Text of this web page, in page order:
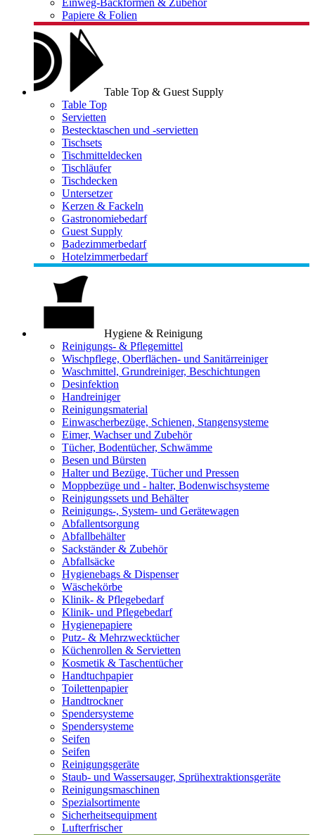
Einweg-Backformen & Zubehör
Papiere & Folien
Table Top & Guest Supply
Table Top
Servietten
Bestecktaschen und -servietten
Tischsets
Tischmitteldecken
Tischläufer
Tischdecken
Untersetzer
Kerzen & Fackeln
Gastronomiebedarf
Guest Supply
Badezimmerbedarf
Hotelzimmerbedarf
Hygiene & Reinigung
Reinigungs- & Pflegemittel
Wischpflege, Oberflächen- und Sanitärreiniger
Waschmittel, Grundreiniger, Beschichtungen
Desinfektion
Handreiniger
Reinigungsmaterial
Einwascherbezüge, Schienen, Stangensysteme
Eimer, Wachser und Zubehör
Tücher, Bodentücher, Schwämme
Besen und Bürsten
Halter und Bezüge, Tücher und Pressen
Moppbezüge und - halter, Bodenwischsysteme
Reinigungssets und Behälter
Reinigungs-, System- und Gerätewagen
Abfallentsorgung
Abfallbehälter
Sackständer & Zubehör
Abfallsäcke
Hygienebags & Dispenser
Wäschekörbe
Klinik- & Pflegebedarf
Klinik- und Pflegebedarf
Hygienepapiere
Putz- & Mehrzwecktücher
Küchenrollen & Servietten
Kosmetik & Taschentücher
Handtuchpapier
Toilettenpapier
Handtrockner
Spendersysteme
Spendersysteme
Seifen
Seifen
Reinigungsgeräte
Staub- und Wassersauger, Sprühextraktionsgeräte
Reinigungsmaschinen
Spezialsortimente
Sicherheitsequipment
Lufterfrischer